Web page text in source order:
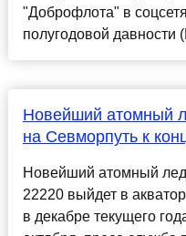
"Доброфлота" в
полугодовой
Новейший атомный
на Севморпуть к
Новейший атомный
22220 выйдет в
в декабре текущего